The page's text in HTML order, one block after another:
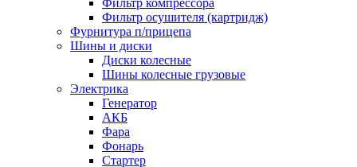
Фильтр компрессора
Фильтр осушителя (картридж)
Фурнитура п/прицепа
Шины и диски
Диски колесные
Шины колесные грузовые
Электрика
Генератор
АКБ
Фара
Фонарь
Стартер